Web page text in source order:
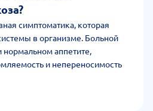
симптоматика, которая
в организме. Больной
нормальном аппетите,
и непереносимость
тремором, нарушением сна,
репродуктивным нарушением,